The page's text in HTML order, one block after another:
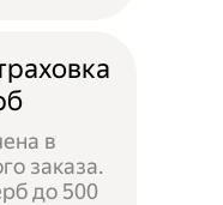
в
заказа.
до 500